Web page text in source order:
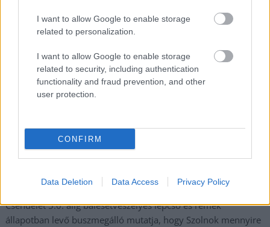
I want to allow Google to enable storage
related to personalization.
I want to allow Google to enable storage
related to security, including authentication
functionality and fraud prevention, and other
user protection.
CONFIRM
Data Deletion Data Access Privacy Policy
A Tisza kormány minisztere újabb nagy változásokról döntött
a közoktatásban – például az iskolaigazgatók visszakapják
Sok volt az igazolatlan hiányzás, Pócs János fizetéslevonást
kapott, más fideszesek még kevesebbet vittek haza
további üzemeltetését
Csendélet 5.0: alig balesetveszélyes lépcső és remek
állapotban levő buszmegálló mutatja, hogy Szolnok mennyire